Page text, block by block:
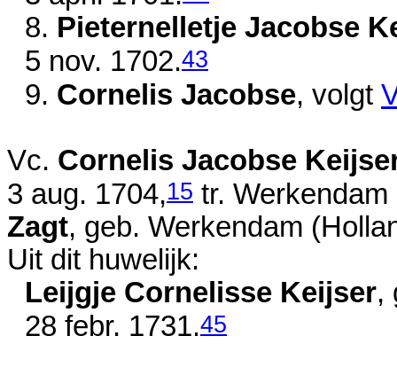
8. Pieternelletje Jacobse
5 nov. 1702.43
9. Cornelis Jacobse, volgt
Vc. Cornelis Jacobse
3 aug. 1704,15 tr.
Zagt, geb. Werkendam
Uit dit huwelijk:
Leijgje Cornelisse Keijser,
28 febr. 1731.45